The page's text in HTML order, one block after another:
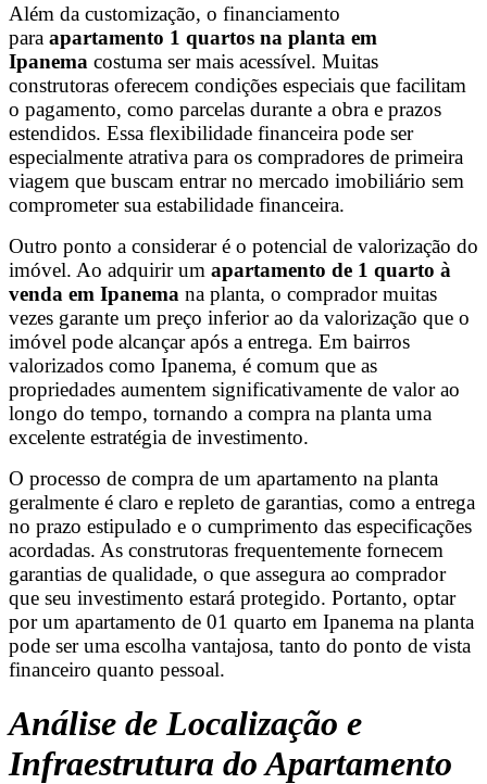
Além da customização, o financiamento
para apartamento 1 quartos na planta em
Ipanema costuma ser mais acessível. Muitas
construtoras oferecem condições especiais que facilitam
o pagamento, como parcelas durante a obra e prazos
estendidos. Essa flexibilidade financeira pode ser
especialmente atrativa para os compradores de primeira
viagem que buscam entrar no mercado imobiliário sem
comprometer sua estabilidade financeira.
Outro ponto a considerar é o potencial de valorização do
imóvel. Ao adquirir um apartamento de 1 quarto à
venda em Ipanema na planta, o comprador muitas
vezes garante um preço inferior ao da valorização que o
imóvel pode alcançar após a entrega. Em bairros
valorizados como Ipanema, é comum que as
propriedades aumentem significativamente de valor ao
longo do tempo, tornando a compra na planta uma
excelente estratégia de investimento.
O processo de compra de um apartamento na planta
geralmente é claro e repleto de garantias, como a entrega
no prazo estipulado e o cumprimento das especificações
acordadas. As construtoras frequentemente fornecem
garantias de qualidade, o que assegura ao comprador
que seu investimento estará protegido. Portanto, optar
por um apartamento de 01 quarto em Ipanema na planta
pode ser uma escolha vantajosa, tanto do ponto de vista
financeiro quanto pessoal.
Análise de Localização e
Infraestrutura do Apartamento